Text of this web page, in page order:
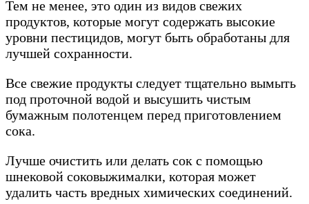
Тем не менее, это один из видов свежих
продуктов, которые могут содержать высокие
уровни пестицидов, могут быть обработаны для
лучшей сохранности.
Все свежие продукты следует тщательно вымыть
под проточной водой и высушить чистым
бумажным полотенцем перед приготовлением
сока.
Лучше очистить или делать сок с помощью
шнековой соковыжималки, которая может
удалить часть вредных химических соединений.